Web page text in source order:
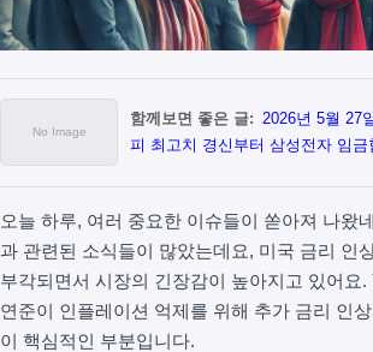
함께보면 좋은 글: 2026년 5월 27
피 최고치 경신부터 삼성전자 임
오늘 하루, 여러 중요한 이슈들이 쏟아져 나왔
과 관련된 소식들이 많았는데요, 미국 금리 인
부각되면서 시장의 긴장감이 높아지고 있어요.
연준이 인플레이션 억제를 위해 추가 금리 인
이 핵심적인 부분입니다.